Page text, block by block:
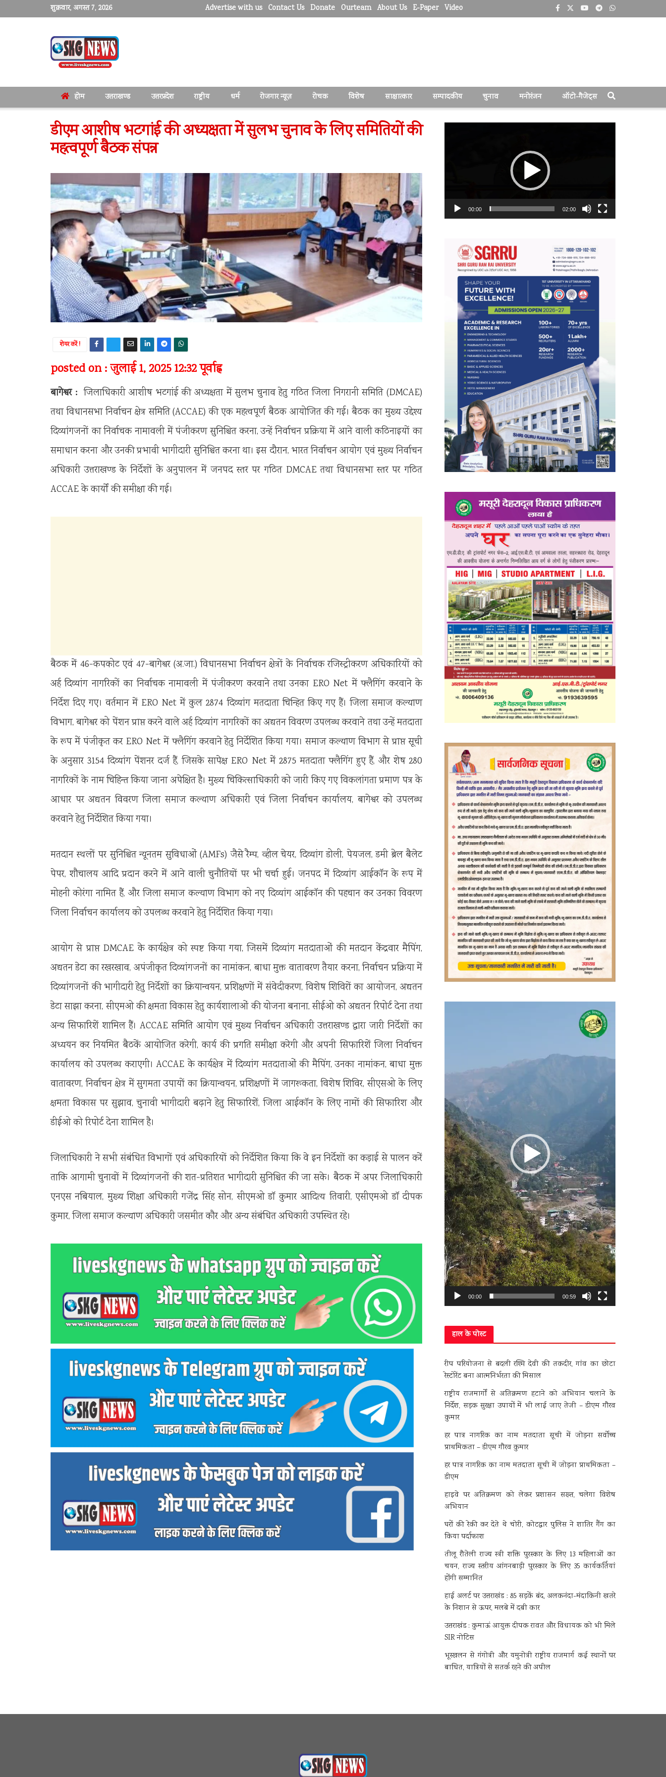
शुक्रवार, अगस्त 7, 2026 Advertise with us Contact Us Donate Ourteam About Us E-Paper Video
होम उत्तराखण्ड उत्तरप्रदेश राष्ट्रीय धर्म रोजगार न्यूज़ रोचक विशेष साक्षात्कार सम्पादकीय चुनाव मनोरंजन ऑटो-गैजेट्स
डीएम आशीष भटगांई की अध्यक्षता में सुलभ चुनाव के लिए समितियों की
महत्वपूर्ण बैठक संपन्न
शेयर करें !
posted on : जुलाई 1, 2025 12:32 पूर्वाह्न
बागेश्वर :जिलाधिकारी आशीष भटगांई की अध्यक्षता में सुलभ चुनाव हेतु गठित जिला निगरानी समिति (DMCAE)
तथा विधानसभा निर्वाचन क्षेत्र समिति (ACCAE) की एक महत्वपूर्ण बैठक आयोजित की गई। बैठक का मुख्य उद्देश्य
दिव्यांगजनों का निर्वाचक नामावली में पंजीकरण सुनिश्चित करना, उन्हें निर्वाचन प्रक्रिया में आने वाली कठिनाइयों का
समाधान करना और उनकी प्रभावी भागीदारी सुनिश्चित करना था। इस दौरान, भारत निर्वाचन आयोग एवं मुख्य निर्वाचन
अधिकारी उत्तराखण्ड के निर्देशों के अनुपालन में जनपद स्तर पर गठित DMCAE तथा विधानसभा स्तर पर गठित
ACCAE के कार्यों की समीक्षा की गई।
बैठक में 46-कपकोट एवं 47-बागेश्वर (अ.जा.) विधानसभा निर्वाचन क्षेत्रों के निर्वाचक रजिस्ट्रीकरण अधिकारियों को
अर्ह दिव्यांग नागरिकों का निर्वाचक नामावली में पंजीकरण करवाने तथा उनका ERO Net में फ्लैगिंग करवाने के
निर्देश दिए गए। वर्तमान में ERO Net में कुल 2874 दिव्यांग मतदाता चिन्हित किए गए हैं। जिला समाज कल्याण
विभाग, बागेश्वर को पेंशन प्राप्त करने वाले अर्ह दिव्यांग नागरिकों का अद्यतन विवरण उपलब्ध करवाने तथा उन्हें मतदाता
के रूप में पंजीकृत कर ERO Net में फ्लैगिंग करवाने हेतु निर्देशित किया गया। समाज कल्याण विभाग से प्राप्त सूची
के अनुसार 3154 दिव्यांग पेंशनर दर्ज हैं, जिसके सापेक्ष ERO Net में 2875 मतदाता फ्लैगिंग हुए हैं, और शेष 280
नागरिकों के नाम चिहिन्त किया जाना अपेक्षित है। मुख्य चिकित्साधिकारी को जारी किए गए विकलांगता प्रमाण पत्र के
आधार पर अद्यतन विवरण जिला समाज कल्याण अधिकारी एवं जिला निर्वाचन कार्यालय, बागेश्वर को उपलब्ध
करवाने हेतु निर्देशित किया गया।
मतदान स्थलों पर सुनिश्चित न्यूनतम सुविधाओं (AMFs) जैसे रैम्प, व्हील चेयर, दिव्यांग डोली, पेयजल, डमी ब्रेल बैलेट
पेपर, शौचालय आदि प्रदान करने में आने वाली चुनौतियों पर भी चर्चा हुई। जनपद में दिव्यांग आईकॉन के रूप में
मोहनी कोरंगा नामित हैं, और जिला समाज कल्याण विभाग को नए दिव्यांग आईकॉन की पहचान कर उनका विवरण
जिला निर्वाचन कार्यालय को उपलब्ध करवाने हेतु निर्देशित किया गया।
आयोग से प्राप्त DMCAE के कार्यक्षेत्र को स्पष्ट किया गया, जिसमें दिव्यांग मतदाताओं की मतदान केंद्रवार मैपिंग,
अद्यतन डेटा का रखरखाव, अपंजीकृत दिव्यांगजनों का नामांकन, बाधा मुक्त वातावरण तैयार करना, निर्वाचन प्रक्रिया में
दिव्यांगजनों की भागीदारी हेतु निर्देशों का क्रियान्वयन, प्रशिक्षणों में संवेदीकरण, विशेष शिविरों का आयोजन, अद्यतन
डेटा साझा करना, सीएमओ की क्षमता विकास हेतु कार्यशालाओं की योजना बनाना, सीईओ को अद्यतन रिपोर्ट देना तथा
अन्य सिफारिशें शामिल हैं। ACCAE समिति आयोग एवं मुख्य निर्वाचन अधिकारी उत्तराखण्ड द्वारा जारी निर्देशों का
अध्ययन कर नियमित बैठकें आयोजित करेगी, कार्य की प्रगति समीक्षा करेगी और अपनी सिफारिशें जिला निर्वाचन
कार्यालय को उपलब्ध कराएगी। ACCAE के कार्यक्षेत्र में दिव्यांग मतदाताओं की मैपिंग, उनका नामांकन, बाधा मुक्त
वातावरण, निर्वाचन क्षेत्र में सुगमता उपायों का क्रियान्वयन, प्रशिक्षणों में जागरूकता, विशेष शिविर, सीएसओ के लिए
क्षमता विकास पर सुझाव, चुनावी भागीदारी बढ़ाने हेतु सिफारिशें, जिला आईकॉन के लिए नामों की सिफारिश और
डीईओ को रिपोर्ट देना शामिल है।
जिलाधिकारी ने सभी संबंधित विभागों एवं अधिकारियों को निर्देशित किया कि वे इन निर्देशों का कड़ाई से पालन करें
ताकि आगामी चुनावों में दिव्यांगजनों की शत-प्रतिशत भागीदारी सुनिश्चित की जा सके। बैठक में अपर जिलाधिकारी
एनएस नबियाल, मुख्य शिक्षा अधिकारी गजेंद्र सिंह सोन, सीएमओ डॉ कुमार आदित्य तिवारी, एसीएमओ डॉ दीपक
कुमार, जिला समाज कल्याण अधिकारी जसमीत कौर और अन्य संबंधित अधिकारी उपस्थित रहे।
00:00 02:00
00:00 00:59
हाल के पोस्ट
रीप परियोजना से बदली रश्मि देवी की तकदीर, गांव का छोटा
रेस्टोरेंट बना आत्मनिर्भरता की मिसाल
राष्ट्रीय राजमार्गों से अतिक्रमण हटाने को अभियान चलाने के
निर्देश, सड़क सुरक्षा उपायों में भी लाई जाए तेजी – डीएम गौरव
कुमार
हर पात्र नागरिक का नाम मतदाता सूची में जोड़ना सर्वोच्च
प्राथमिकता – डीएम गौरव कुमार
हर पात्र नागरिक का नाम मतदाता सूची में जोड़ना प्राथमिकता –
डीएम
हाइवे पर अतिक्रमण को लेकर प्रशासन सख्त, चलेगा विशेष
अभियान
घरों की रेकी कर देते थे चोरी, कोटद्वार पुलिस ने शातिर गैंग का
किया पर्दाफाश
तीलू रौतेली राज्य स्त्री शक्ति पुरस्कार के लिए 13 महिलाओं का
चयन, राज्य स्तरीय आंगनबाड़ी पुरस्कार के लिए 35 कार्यकर्तियां
होंगी सम्मानित
हाई अलर्ट पर उत्तराखंड : 85 सड़कें बंद, अलकनंदा-मंदाकिनी खतरे
के निशान से ऊपर, मलबे में दबी कार
उत्तराखंड : कुमाऊं आयुक्त दीपक रावत और विधायक को भी मिले
SIR नोटिस
भूस्खलन से गंगोत्री और यमुनोत्री राष्ट्रीय राजमार्ग कई स्थानों पर
बाधित, यात्रियों से सतर्क रहने की अपील